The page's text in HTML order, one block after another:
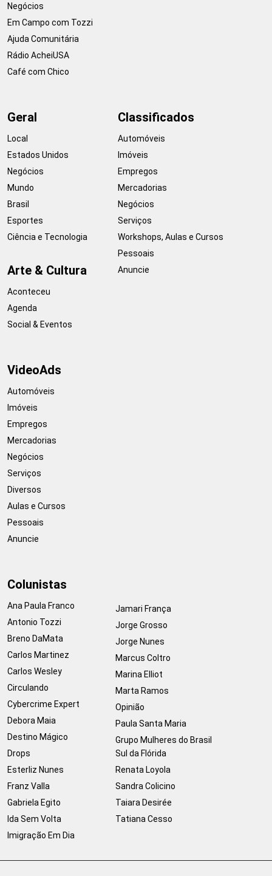
Negócios
Em Campo com Tozzi
Ajuda Comunitária
Rádio AcheiUSA
Café com Chico
Geral
Local
Estados Unidos
Negócios
Mundo
Brasil
Esportes
Ciência e Tecnologia
Arte & Cultura
Aconteceu
Agenda
Social & Eventos
Classificados
Automóveis
Imóveis
Empregos
Mercadorias
Negócios
Serviços
Workshops, Aulas e Cursos
Pessoais
Anuncie
VideoAds
Automóveis
Imóveis
Empregos
Mercadorias
Negócios
Serviços
Diversos
Aulas e Cursos
Pessoais
Anuncie
Colunistas
Ana Paula Franco
Antonio Tozzi
Breno DaMata
Carlos Martinez
Carlos Wesley
Circulando
Cybercrime Expert
Debora Maia
Destino Mágico
Drops
Esterliz Nunes
Franz Valla
Gabriela Egito
Ida Sem Volta
Imigração Em Dia
Jamari França
Jorge Grosso
Jorge Nunes
Marcus Coltro
Marina Elliot
Marta Ramos
Opinião
Paula Santa Maria
Grupo Mulheres do Brasil
Sul da Flórida
Renata Loyola
Sandra Colicino
Taiara Desirée
Tatiana Cesso